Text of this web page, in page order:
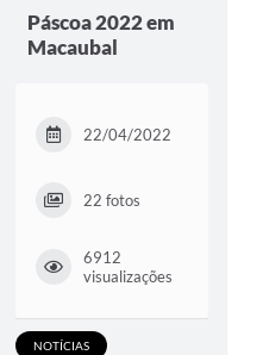
Páscoa 2022 em
Macaubal
22/04/2022
22 fotos
6912
visualizações
NOTÍCIAS